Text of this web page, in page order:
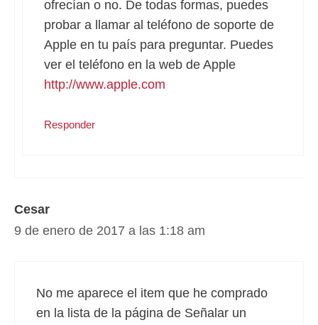
ofrecían o no. De todas formas, puedes
probar a llamar al teléfono de soporte de
Apple en tu país para preguntar. Puedes
ver el teléfono en la web de Apple
http://www.apple.com
Responder
Cesar
9 de enero de 2017 a las 1:18 am
No me aparece el item que he comprado
en la lista de la página de Señalar un